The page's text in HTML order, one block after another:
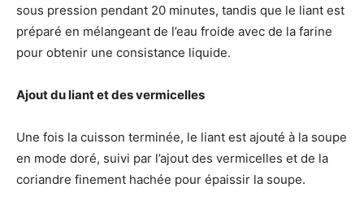
sous pression pendant 20 minutes, tandis que le liant est
préparé en mélangeant de l’eau froide avec de la farine
pour obtenir une consistance liquide.
Ajout du liant et des vermicelles
Une fois la cuisson terminée, le liant est ajouté à la soupe
en mode doré, suivi par l’ajout des vermicelles et de la
coriandre finement hachée pour épaissir la soupe.